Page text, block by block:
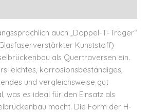
auch „Doppel-T-Träger“
Kunststoff)
als Quertraversen ein.
leichtes, korrosionsbeständiges,
und vergleichsweise gut
was es ideal für den Einsatz als
macht. Die Form der H-